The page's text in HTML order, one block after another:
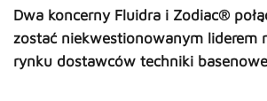
Dwa koncerny Fluidra i Zodiac®
zostać niekwestionowanym liderem
rynku dostawców techniki